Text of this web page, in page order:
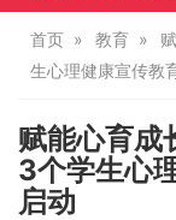
首页 教育
生心理健康宣传教
赋能心育
3个学生心
启动